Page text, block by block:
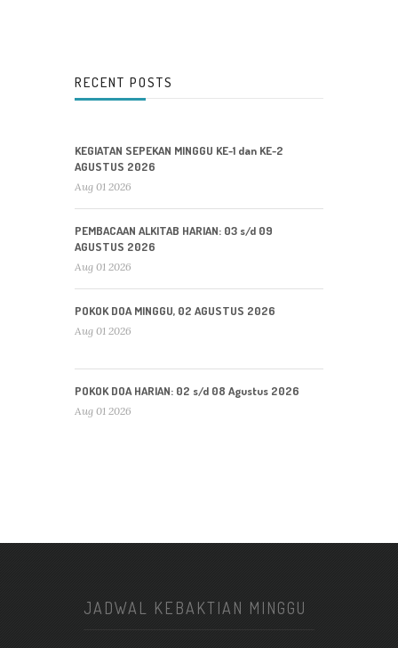
RECENT POSTS
KEGIATAN SEPEKAN MINGGU KE-1 dan KE-2
AGUSTUS 2026
Aug 01 2026
PEMBACAAN ALKITAB HARIAN: 03 s/d 09
AGUSTUS 2026
Aug 01 2026
POKOK DOA MINGGU, 02 AGUSTUS 2026
Aug 01 2026
POKOK DOA HARIAN: 02 s/d 08 Agustus 2026
Aug 01 2026
JADWAL KEBAKTIAN MINGGU